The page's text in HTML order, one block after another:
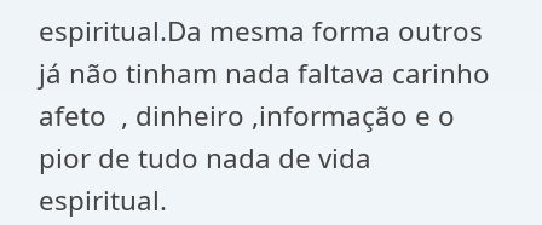
espiritual.Da mesma forma outros
já não tinham nada faltava carinho
afeto , dinheiro ,informação e o
pior de tudo nada de vida
espiritual.